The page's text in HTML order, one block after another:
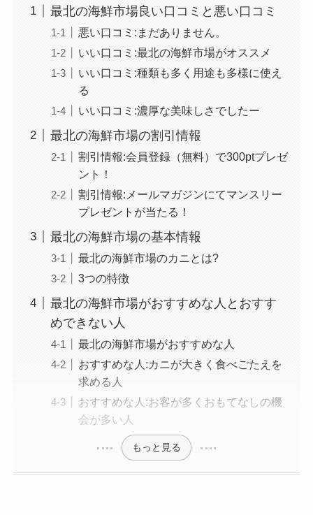
最北の海鮮市場良い口コミと悪い口コミ
悪い口コミ:まだありません。
いい口コミ:最北の海鮮市場がオススメ
いい口コミ:種類も多く用途も多様に使え
る
いい口コミ:濃厚な美味しさでしたー
最北の海鮮市場の割引情報
割引情報:会員登録（無料）で300ptプレゼ
ント！
割引情報:メールマガジンにてマンスリー
プレゼントが当たる！
最北の海鮮市場の基本情報
最北の海鮮市場のカニとは?
3つの特徴
最北の海鮮市場がおすすめな人とおすす
めできない人
最北の海鮮市場がおすすめな人
おすすめな人:カニが大きく食べごたえを
求める人
おすすめな人:お客が多くおもてなしの機
会が多い人
もっと見る